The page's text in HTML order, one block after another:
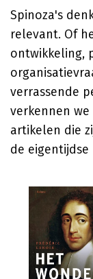
Spinoza's
relevant. Of
ontwikkeling,
verrassende
verkennen
artikelen die
de eigentijdse